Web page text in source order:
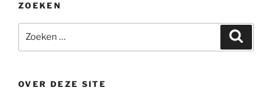
ZOEKEN
naar:
OVER DEZE SITE